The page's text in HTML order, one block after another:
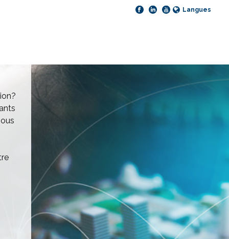
Langues